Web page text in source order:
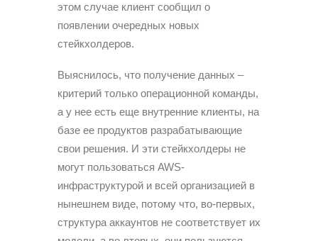
этом случае клиент сообщил о
появлении очередных новых
стейкхолдеров.
Выяснилось, что получение данных –
критерий только операционной команды,
а у нее есть еще внутренние клиенты, на
базе ее продуктов разрабатывающие
свои решения. И эти стейкхолдеры не
могут пользоваться AWS-
инфраструктурой и всей организацией в
нынешнем виде, потому что, во-первых,
структура аккаунтов не соответствует их